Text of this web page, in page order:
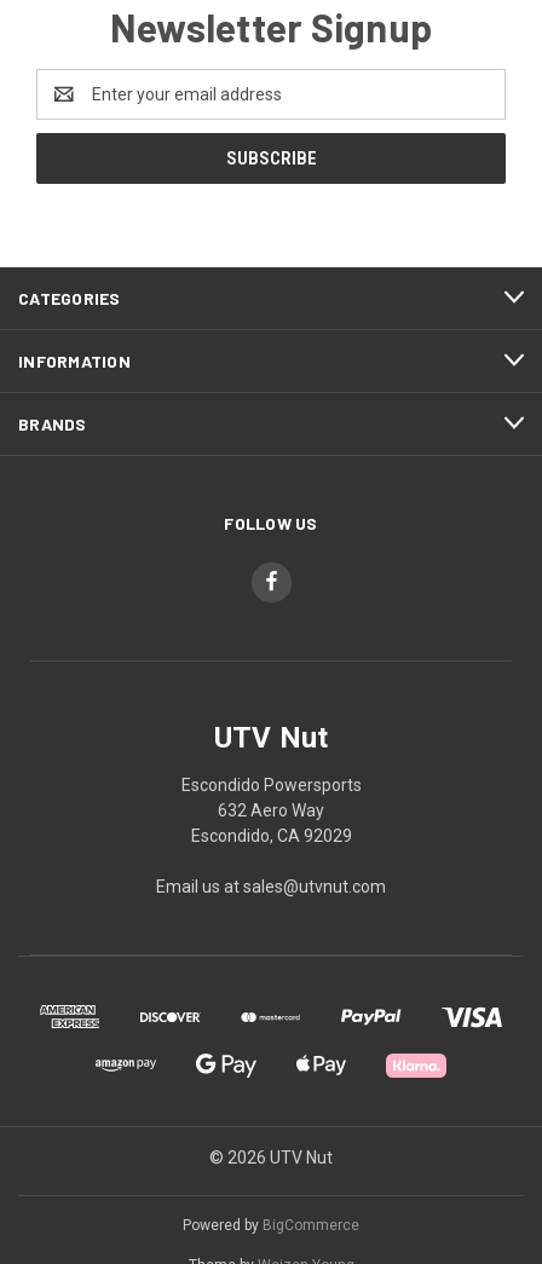
Newsletter Signup
Address
CATEGORIES
INFORMATION
BRANDS
FOLLOW US
UTV Nut
Escondido Powersports
632 Aero Way
Escondido, CA 92029
Email us at sales@utvnut.com
© 2026 UTV Nut
Powered by BigCommerce